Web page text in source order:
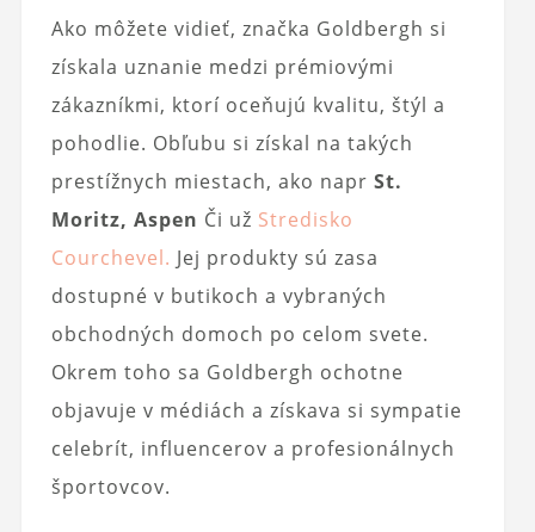
Ako môžete vidieť, značka Goldbergh si
získala uznanie medzi prémiovými
zákazníkmi, ktorí oceňujú kvalitu, štýl a
pohodlie. Obľubu si získal na takých
prestížnych miestach, ako napr St.
Moritz, Aspen Či už Stredisko
Courchevel. Jej produkty sú zasa
dostupné v butikoch a vybraných
obchodných domoch po celom svete.
Okrem toho sa Goldbergh ochotne
objavuje v médiách a získava si sympatie
celebrít, influencerov a profesionálnych
športovcov.